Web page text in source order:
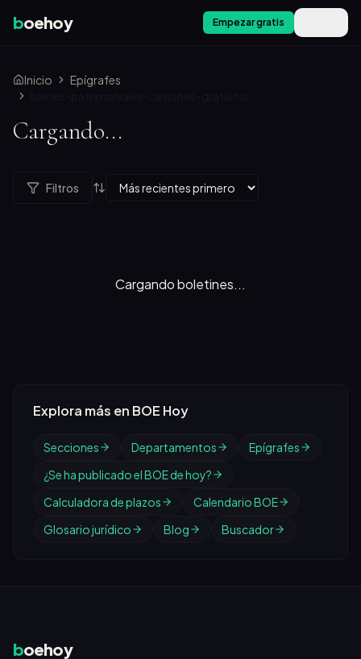
boehoy Empezar gratis
Inicio
Epígrafes
bienes-patrimoniales-cesiones-gratuitas
Cargando...
Filtros
Cargando boletines...
Explora más en BOE Hoy
Secciones Departamentos
Epígrafes
¿Se ha publicado el BOE de hoy?
Calculadora de plazos
Calendario BOE
Glosario jurídico
Blog Buscador
boehoy